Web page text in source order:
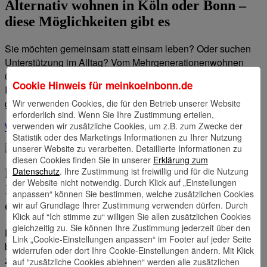
Alternativ wohnen in Köln oder Bonn –
diese Möglichkeiten gibt es
Sie möchten gemeinsam statt einsam leben? Oder suchen
Unterstützung im Alltag? Vom Mehrgenerationenwohnen
über Co-Housing bis hin zu Hofgemeinschaften – wir zeigen
Ihnen, welche alternativen Wohnformen es in der Region
gibt. Und für wen sie sich eignen.
Weiterlesen
Eigenkapital bei der
Immobilienfinanzierung – geht es auch
ohne?
Die Immobilienfinanzierung kann herausfordernd sein,
besonders wenn das erforderliche Eigenkapital noch nicht
zur Verfügung steht. Aber ist eine Finanzierung vielleicht
Cookie Hinweis für meinkoelnbonn.de
Wir verwenden Cookies, die für den Betrieb unserer Website
erforderlich sind. Wenn Sie Ihre Zustimmung erteilen,
verwenden wir zusätzliche Cookies, um z.B. zum Zwecke der
Statistik oder des Marketings Informationen zu Ihrer Nutzung
unserer Website zu verarbeiten. Detaillierte Informationen zu
diesen Cookies finden Sie in unserer Erklärung zum
Datenschutz. Ihre Zustimmung ist freiwillig und für die Nutzung
der Website nicht notwendig. Durch Klick auf „Einstellungen
anpassen“ können Sie bestimmen, welche zusätzlichen Cookies
wir auf Grundlage Ihrer Zustimmung verwenden dürfen. Durch
Klick auf “Ich stimme zu“ willigen Sie allen zusätzlichen Cookies
gleichzeitig zu. Sie können Ihre Zustimmung jederzeit über den
Link „Cookie-Einstellungen anpassen“ im Footer auf jeder Seite
widerrufen oder dort Ihre Cookie-Einstellungen ändern. Mit Klick
auf “zusätzliche Cookies ablehnen“ werden alle zusätzlichen